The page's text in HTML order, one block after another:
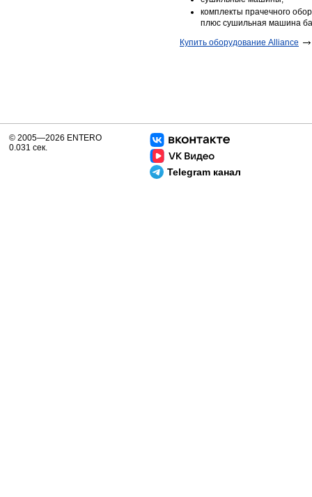
комплекты прачечного
плюс сушильная машина
Купить оборудование Alliance
Telegram канал
© 2005—2026 ENTERO
0.031 сек.